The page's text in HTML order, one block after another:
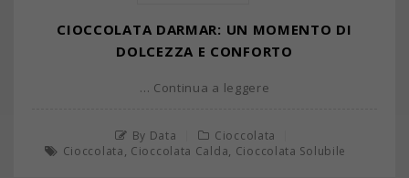
CIOCCOLATA DARMAR: UN MOMENTO DI
DOLCEZZA E CONFORTO
… Continua a leggere
By Data
Cioccolata
Cioccolata, Cioccolata Calda, Cioccolata Solubile